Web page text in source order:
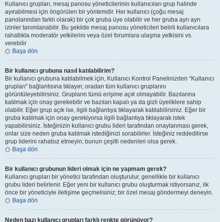
Kullanıcı grupları, mesaj panosu yöneticilerinin kullanıcıları grup halinde
ayırabilmesi için öngörülen bir yöntemdir. Her kullanıcı (çoğu mesaj
panolarından farklı olarak) bir çok gruba üye olabilir ve her gruba ayrı ayrı
izinler tanımlanabilir. Bu şekilde mesaj panosu yöneticileri belirli kullanıcılara
rahatlıkla moderatör yetkilerini veya özel forumlara ulaşma yetkisini vs.
verebilir
Başa dön
Bir kullanıcı grubuna nasıl katılabilirim?
Bir kullanıcı grubuna katılabilmek için, Kullanıcı Kontrol Panelinizden “Kullanıcı
grupları” bağlantısına tıklayın; oradan tüm kullanıcı gruplarını
görüntüleyebilirsiniz. Grupların tümü erişime açıkolmayabilir. Bazılarına
katılmak için onay gerekebilir ve bazıları kapalı ya da gizli üyeliklere sahip
olabilir. Eğer grup açık ise, ilgili bağlantıya tıklayarak katılabilirsiniz. Eğer bir
gruba katılmak için onay gerekiyorsa ilgili bağlantıya tıklayarak istek
yapabilirsiniz. İsteğinizin kullanıcı grubu lideri tarafından onaylanması gerek,
onlar size neden gruba katılmak istediğinizi sorabilirler. İsteğiniz reddedilirse
grup liderini rahatsız etmeyin; bunun çeşitli nedenleri olsa gerek.
Başa dön
Bir kullanıcı grubunun lideri olmak için ne yapmam gerek?
Kullanıcı grupları bir yönetici tarafından oluşturulur, genellikle bir kullanıcı
grubu lideri belirlenir. Eğer yeni bir kullanıcı grubu oluşturmak istiyorsanız, ilk
önce bir yöneticiyle iletişime geçmelisiniz; bir özel mesaj göndermeyi deneyin.
Başa dön
Neden bazı kullanıcı grupları farklı renkte görünüyor?